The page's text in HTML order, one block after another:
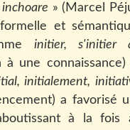
inchoare » (Marcel
et
initier, s'initier
à une
initialement,
a favorisé
à la